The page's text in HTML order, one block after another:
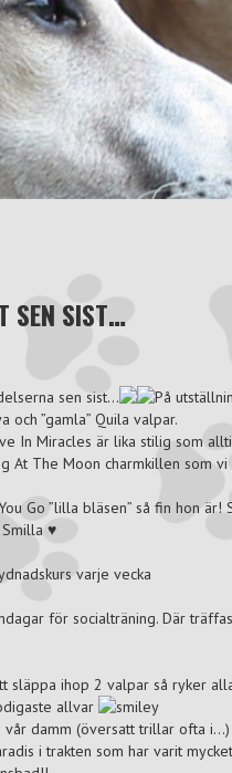
SEN SIST…
sen sist…
På
”gamla” Quila valpar.
In Miracles är lika stilig som
At The Moon charmkillen som
Go ”lilla bläsen” så fin hon är!
♥
varje vecka
för socialträning. Där
släppa ihop 2 valpar så ryker
allvar
i vår damm (översatt trillar ofta i…)
i trakten som har varit